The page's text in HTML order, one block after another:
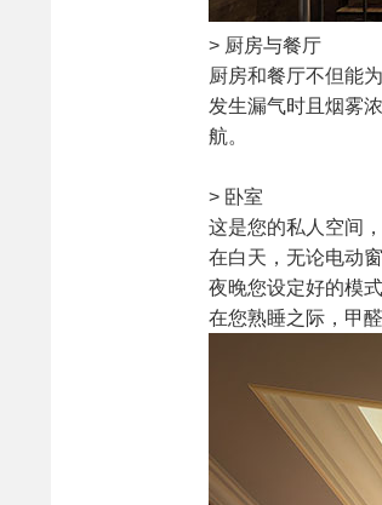
> 厨房与餐厅
厨房和餐厅不但能
发生漏气时且烟雾
航。
> 卧室
这是您的私人空间
在白天，无论电动
夜晚您设定好的模
在您熟睡之际，甲